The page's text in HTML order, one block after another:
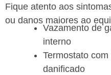
Fique atento aos
ou danos maiores ao
Vazamento de
interno
Termostato
danificado